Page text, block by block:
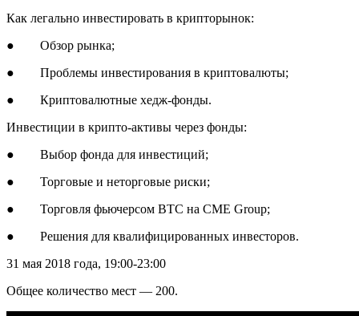
Как легально инвестировать в крипторынок:
● Обзор рынка;
● Проблемы инвестирования в криптовалюты;
● Криптовалютные хедж-фонды.
Инвестиции в крипто-активы через фонды:
● Выбор фонда для инвестиций;
● Торговые и неторговые риски;
● Торговля фьючерсом BTC на CME Group;
● Решения для квалифицированных инвесторов.
31 мая 2018 года, 19:00-23:00
Общее количество мест — 200.